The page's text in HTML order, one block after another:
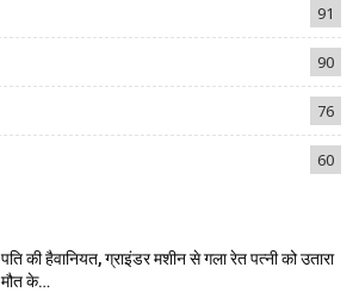
91
90
76
60
पति की हैवानियत, ग्राइंडर मशीन से गला रेत पत्नी को उतारा
मौत के…